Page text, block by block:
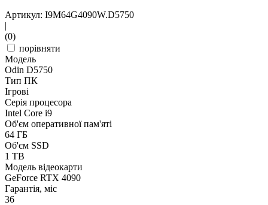
Артикул: I9M64G4090W.D5750
|
(0)
порівняти
Модель
Odin D5750
Тип ПК
Ігрові
Серія процесора
Intel Core i9
Об'єм оперативної пам'яті
64 ГБ
Об'єм SSD
1 TB
Модель відеокарти
GeForce RTX 4090
Гарантія, міс
36